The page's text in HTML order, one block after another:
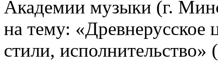
Академии музыки (г.
на тему: «Древнерусское
стили,